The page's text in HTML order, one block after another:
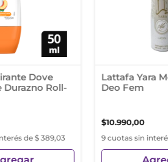
Dove
Durazno Roll-
de $ 389,03
Lattafa Yara
Deo Fem
$10.990,00
9 cuotas sin interés